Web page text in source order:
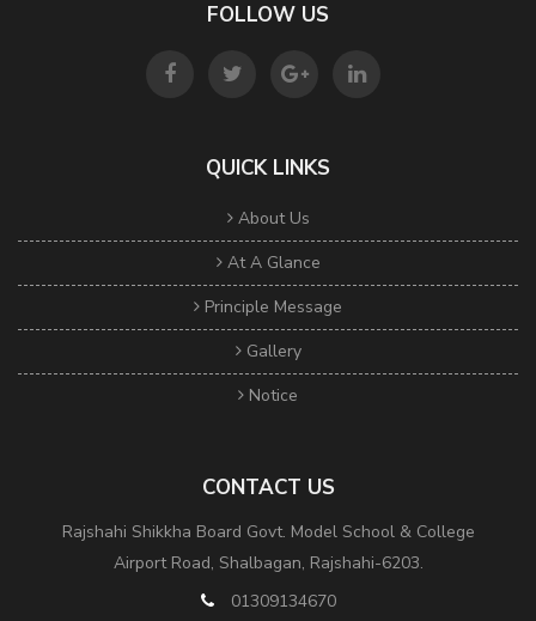
FOLLOW US
QUICK LINKS
About Us
At A Glance
Principle Message
Gallery
Notice
CONTACT US
Rajshahi Shikkha Board Govt. Model School & College
Airport Road, Shalbagan, Rajshahi-6203.
01309134670